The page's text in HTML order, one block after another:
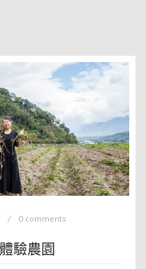
0 comments
驗農園